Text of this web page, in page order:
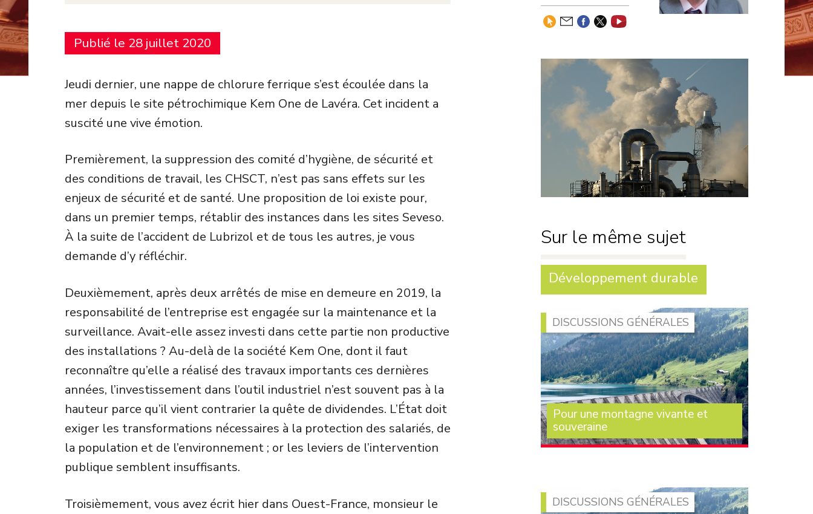
Développement
durable
Défense nationale
Finances
Lois
parlementaires
Publié le 28 juillet 2020
Jeudi dernier, une nappe de chlorure ferrique s’est écoulée dans la
mer depuis le site pétrochimique Kem One de Lavéra. Cet incident a
suscité une vive émotion.
Premièrement, la suppression des comité d’hygiène, de sécurité et
des conditions de travail, les CHSCT, n’est pas sans effets sur les
enjeux de sécurité et de santé. Une proposition de loi existe pour,
dans un premier temps, rétablir des instances dans les sites Seveso.
À la suite de l’accident de Lubrizol et de tous les autres, je vous
demande d’y réfléchir.
Deuxièmement, après deux arrêtés de mise en demeure en 2019, la
responsabilité de l’entreprise est engagée sur la maintenance et la
surveillance. Avait-elle assez investi dans cette partie non productive
des installations ? Au-delà de la société Kem One, dont il faut
reconnaître qu’elle a réalisé des travaux importants ces dernières
années, l’investissement dans l’outil industriel n’est souvent pas à la
hauteur parce qu’il vient contrarier la quête de dividendes. L’État doit
exiger les transformations nécessaires à la protection des salariés, de
la population et de l’environnement ; or les leviers de l’intervention
publique semblent insuffisants.
Troisièmement, vous avez écrit hier dans Ouest-France, monsieur le
Sur le même sujet
Développement durable
DISCUSSIONS GÉNÉRALES
Pour une montagne vivante et
souveraine
La montagne française est souvent regardée
DISCUSSIONS GÉNÉRALES